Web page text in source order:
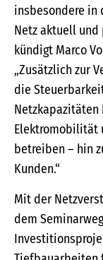
insbesondere in
Netz aktuell und
kündigt Marco
„Zusätzlich zur
die
Netzkapazitäten
Elektromobilität
betreiben – hin
Kunden.“
Mit der
dem